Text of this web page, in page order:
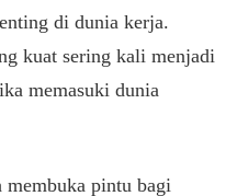
di dunia kerja.
kuat sering kali menjadi
memasuki dunia
membuka pintu bagi